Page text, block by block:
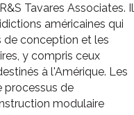
Tavares Associates. Il
américaines qui
conception et les
y compris ceux
à l'Amérique. Les
processus de
modulaire